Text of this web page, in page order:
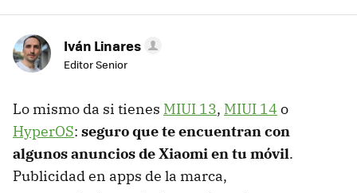
Iván Linares
Editor Senior
Lo mismo da si tienes MIUI 13, MIUI 14 o
HyperOS: seguro que te encuentran con
algunos anuncios de Xiaomi en tu móvil.
Publicidad en apps de la marca,